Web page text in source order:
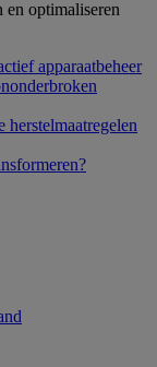
optimaliseren
apparaatbeheer
herstelmaatregelen